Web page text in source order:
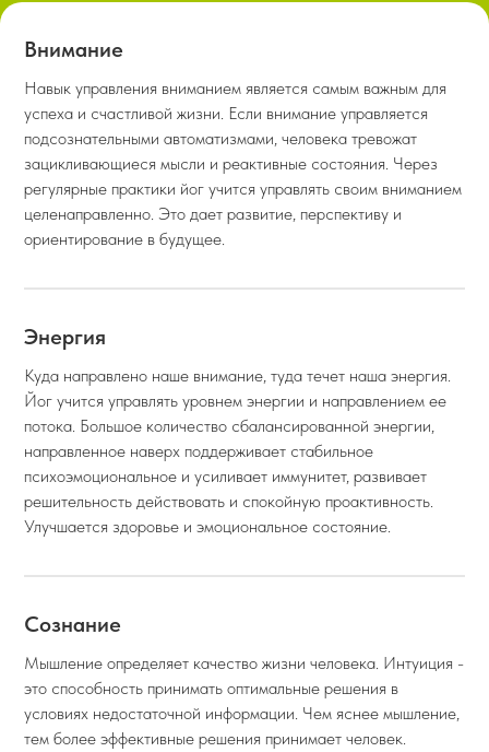
Внимание
Навык управления вниманием является самым важным для
успеха и счастливой жизни. Если внимание управляется
подсознательными автоматизмами, человека тревожат
зацикливающиеся мысли и реактивные состояния. Через
регулярные практики йог учится управлять своим вниманием
целенаправленно. Это дает развитие, перспективу и
ориентирование в будущее.
Энергия
Куда направлено наше внимание, туда течет наша энергия.
Йог учится управлять уровнем энергии и направлением ее
потока. Большое количество сбалансированной энергии,
направленное наверх поддерживает стабильное
психоэмоциональное и усиливает иммунитет, развивает
решительность действовать и спокойную проактивность.
Улучшается здоровье и эмоциональное состояние.
Сознание
Мышление определяет качество жизни человека. Интуиция -
это способность принимать оптимальные решения в
условиях недостаточной информации. Чем яснее мышление,
тем более эффективные решения принимает человек.